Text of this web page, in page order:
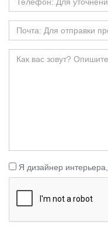
Я дизайнер